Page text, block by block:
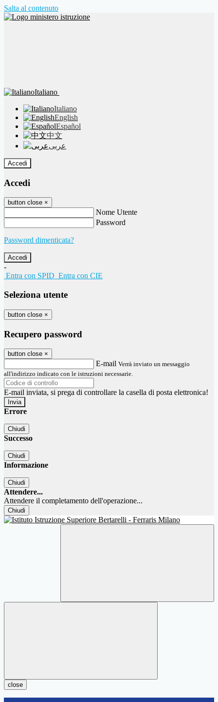
Salta al contenuto
Italiano
Italiano
English
Español
中文
عربى
Accedi
Accedi
button close ×
Nome Utente
Password
Password dimenticata?
-
Entra con SPID Entra con CIE
Seleziona utente
button close ×
Recupero password
button close ×
E-mail Verrà inviato un messaggio
all'indirizzo indicato con le istruzioni necessarie.
E-mail inviata, si prega di controllare la casella di posta elettronica!
Errore
Chiudi
Successo
Chiudi
Informazione
Chiudi
Attendere...
Attendere il completamento dell'operazione...
Chiudi
close